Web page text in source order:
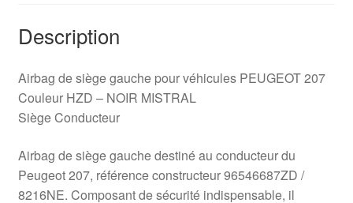
Description
Airbag de siège gauche pour véhicules PEUGEOT 207
Couleur HZD – NOIR MISTRAL
Siège Conducteur
Airbag de siège gauche destiné au conducteur du
Peugeot 207, référence constructeur 96546687ZD /
8216NE. Composant de sécurité indispensable, il